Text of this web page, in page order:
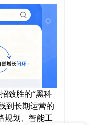
致胜的“黑科
到长期运营的
规划、智能工